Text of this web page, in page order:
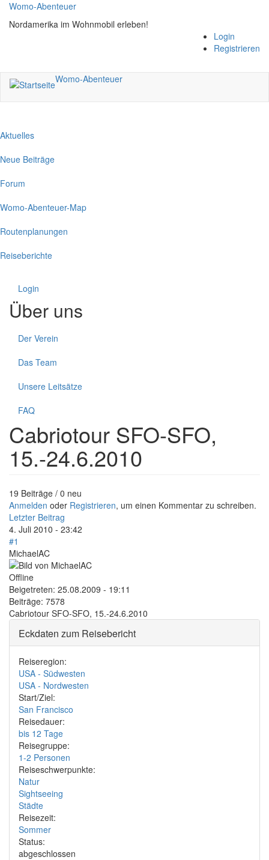
Direkt
zum
Inhalt
Womo-Abenteuer
Nordamerika im Wohnmobil erleben!
Login
Registrieren
Womo-Abenteuer
Aktuelles
Neue Beiträge
Forum
Womo-Abenteuer-Map
Routenplanungen
Reiseberichte
Login
Über uns
Der Verein
Das Team
Unsere Leitsätze
FAQ
Cabriotour SFO-SFO,
15.-24.6.2010
19 Beiträge / 0 neu
Anmelden oder Registrieren, um einen Kommentar zu schreiben.
Letzter Beitrag
4. Juli 2010 - 23:42
#1
MichaelAC
Offline
Beigetreten: 25.08.2009 - 19:11
Beiträge: 7578
Cabriotour SFO-SFO, 15.-24.6.2010
Eckdaten zum Reisebericht
Reiseregion:
USA - Südwesten
USA - Nordwesten
Start/Ziel:
San Francisco
Reisedauer:
bis 12 Tage
Reisegruppe:
1-2 Personen
Reiseschwerpunkte:
Natur
Sightseeing
Städte
Reisezeit:
Sommer
Status:
abgeschlossen